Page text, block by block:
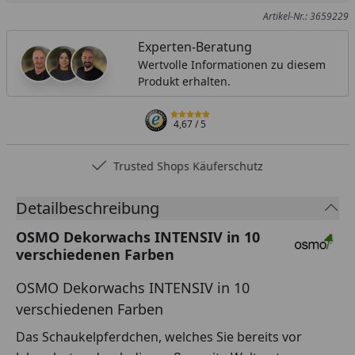
Artikel-Nr.: 3659229
Experten-Beratung
Wertvolle Informationen zu diesem
Produkt erhalten.
4,67/ 5
Trusted Shops Käuferschutz
Detailbeschreibung
OSMO Dekorwachs INTENSIV in 10
verschiedenen Farben
OSMO Dekorwachs INTENSIV in 10
verschiedenen Farben
Das Schaukelpferdchen, welches Sie bereits vor